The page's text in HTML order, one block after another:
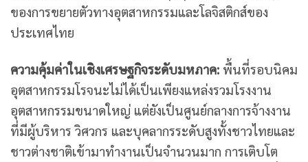
ของการขยายตัวทางอุตสาหกรรมและโลจิสติกส์ของ
ประเทศไทย
ความคุ้มค่าในเชิงเศรษฐกิจระดับมหภาค: พื้นที่รอบนิคม
อุตสาหกรรมโรจนะไม่ได้เป็นเพียงแหล่งรวมโรงงาน
อุตสาหกรรมขนาดใหญ่ แต่ยังเป็นศูนย์กลางการจ้างงาน
ที่มีผู้บริหาร วิศวกร และบุคลากรระดับสูงทั้งชาวไทยและ
ชาวต่างชาติเข้ามาทำงานเป็นจำนวนมาก การเติบโต